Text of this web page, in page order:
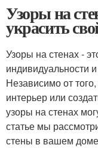
Узоры на
украсить
Узоры на стенах -
индивидуальности
Независимо от
интерьер или
узоры на стенах
статье мы
стены в вашем